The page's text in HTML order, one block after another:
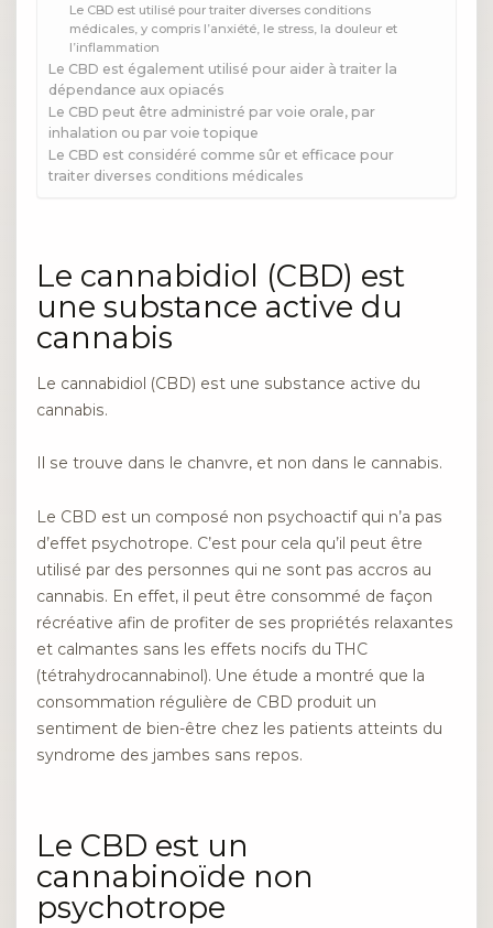
Le CBD est utilisé pour traiter diverses conditions
médicales, y compris l’anxiété, le stress, la douleur et
l’inflammation
Le CBD est également utilisé pour aider à traiter la
dépendance aux opiacés
Le CBD peut être administré par voie orale, par
inhalation ou par voie topique
Le CBD est considéré comme sûr et efficace pour
traiter diverses conditions médicales
Le cannabidiol (CBD) est
une substance active du
cannabis
Le cannabidiol (CBD) est une substance active du
cannabis.
Il se trouve dans le chanvre, et non dans le cannabis.
Le CBD est un composé non psychoactif qui n’a pas
d’effet psychotrope. C’est pour cela qu’il peut être
utilisé par des personnes qui ne sont pas accros au
cannabis. En effet, il peut être consommé de façon
récréative afin de profiter de ses propriétés relaxantes
et calmantes sans les effets nocifs du THC
(tétrahydrocannabinol). Une étude a montré que la
consommation régulière de CBD produit un
sentiment de bien-être chez les patients atteints du
syndrome des jambes sans repos.
Le CBD est un
cannabinoïde non
psychotrope